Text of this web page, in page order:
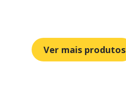
Ver mais produtos